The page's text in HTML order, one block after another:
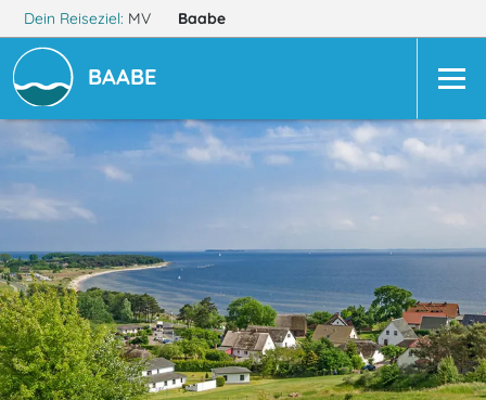
Dein Reiseziel: MV Baabe
BAABE